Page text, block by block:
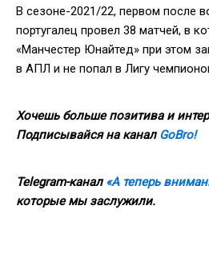
В сезоне-2021/22, первом после
португалец провел 38 матчей, в
«Манчестер Юнайтед» при этом
в АПЛ и не попал в Лигу
Хочешь больше позитива и
Подписывайся на канал GoBro!
Telegram-канал «А теперь
которые мы заслужили.